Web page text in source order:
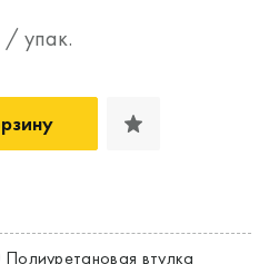
/ упак.
Полиуретановая втулка